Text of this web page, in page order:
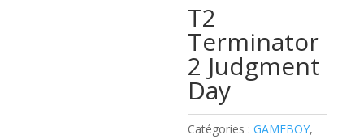
T2
Terminator
2 Judgment
Day
Catégories :GAMEBOY,